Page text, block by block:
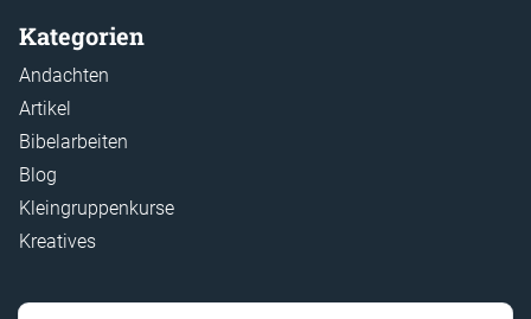
Kategorien
Andachten
Artikel
Bibelarbeiten
Blog
Kleingruppenkurse
Kreatives